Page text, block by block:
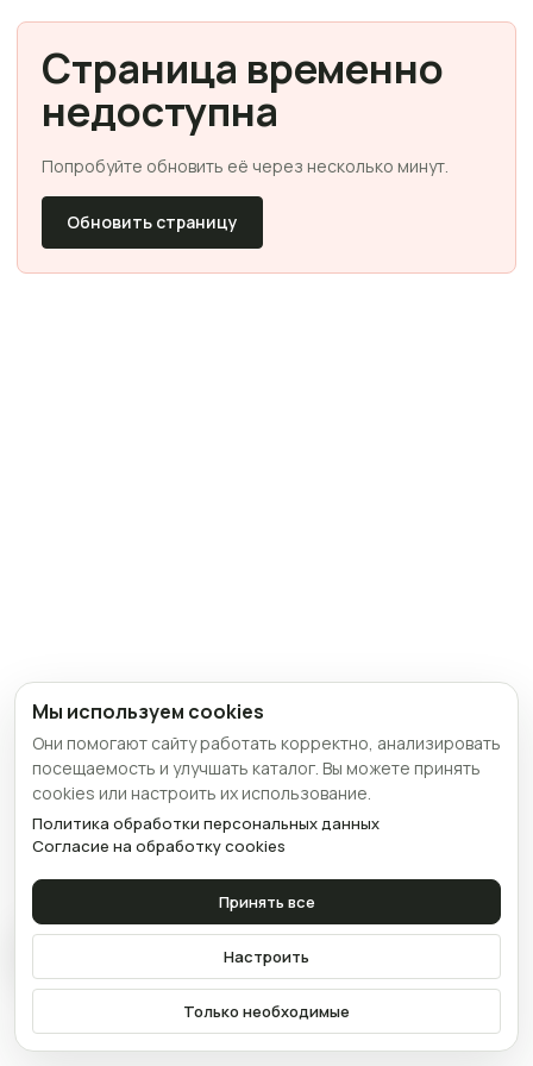
Страница временно
недоступна
Попробуйте обновить её через несколько минут.
Обновить страницу
Связаться
Мы используем cookies
Они помогают сайту работать корректно, анализировать
посещаемость и улучшать каталог. Вы можете принять
cookies или настроить их использование.
Политика обработки персональных данных
Согласие на обработку cookies
Принять все
Настроить
Только необходимые